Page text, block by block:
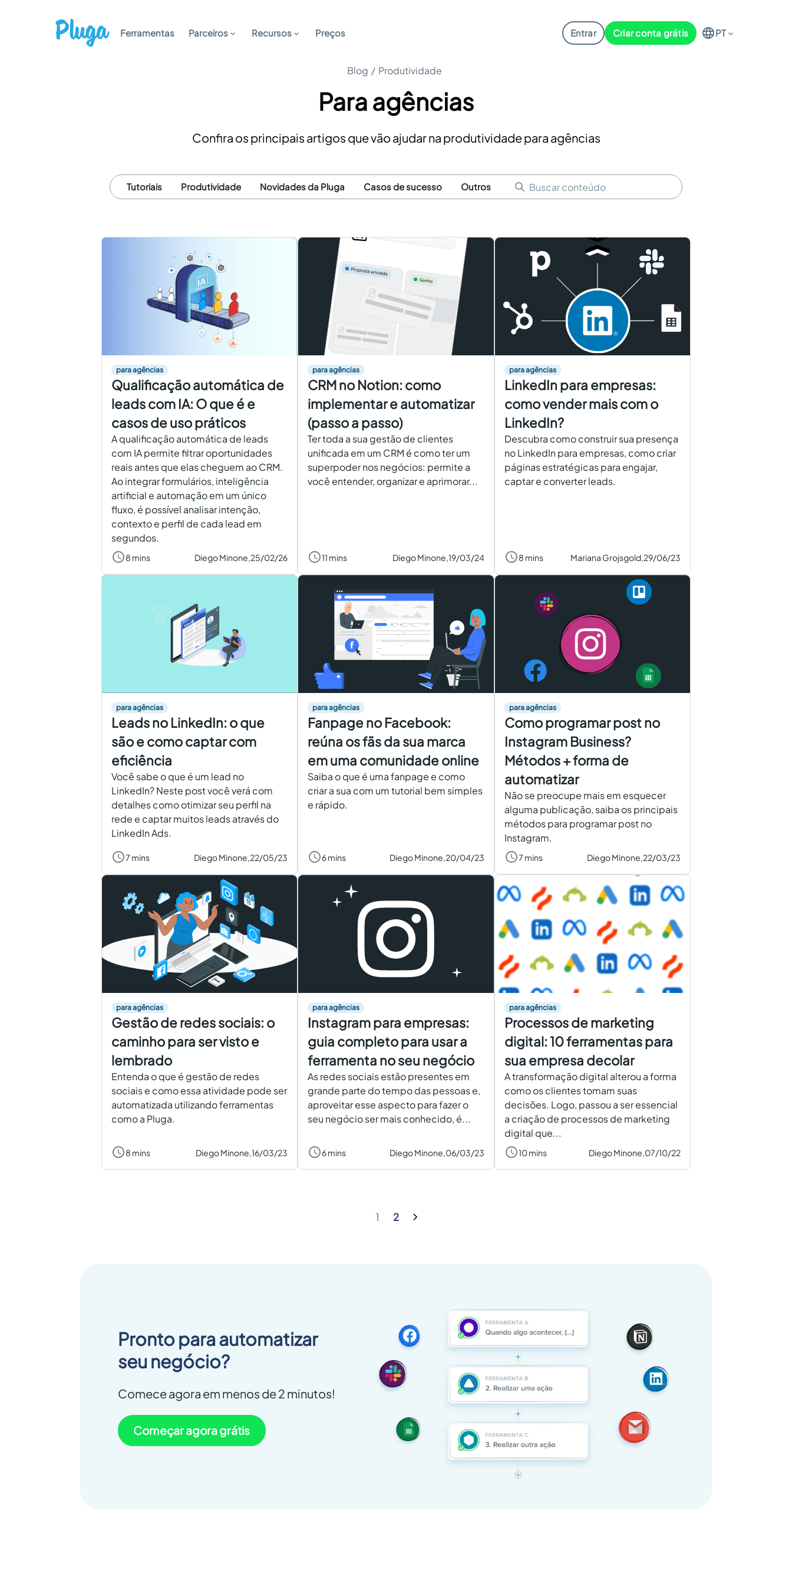
Ferramentas Parceiros Recursos Preços Entrar Criar conta grátis PT
Blog / Produtividade
Para agências
Confira os principais artigos que vão ajudar na produtividade para agências
Tutoriais Produtividade Novidades da Pluga Casos de sucesso Outros
para agências
Qualificação automática de
leads com IA: O que é e
casos de uso práticos
A qualificação automática de leads
com IA permite filtrar oportunidades
reais antes que elas cheguem ao CRM.
Ao integrar formulários, inteligência
artificial e automação em um único
fluxo, é possível analisar intenção,
contexto e perfil de cada lead em
segundos.
8 mins Diego Minone, 25/02/26
para agências
CRM no Notion: como
implementar e automatizar
(passo a passo)
Ter toda a sua gestão de clientes
unificada em um CRM é como ter um
superpoder nos negócios: permite a
você entender, organizar e aprimorar...
11 mins Diego Minone, 19/03/24
para agências
LinkedIn para empresas:
como vender mais com o
LinkedIn?
Descubra como construir sua presença
no LinkedIn para empresas, como criar
páginas estratégicas para engajar,
captar e converter leads.
8 mins Mariana Grojsgold, 29/06/23
para agências
Leads no LinkedIn: o que
são e como captar com
eficiência
Você sabe o que é um lead no
LinkedIn? Neste post você verá com
detalhes como otimizar seu perfil na
rede e captar muitos leads através do
LinkedIn Ads.
7 mins Diego Minone, 22/05/23
para agências
Fanpage no Facebook:
reúna os fãs da sua marca
em uma comunidade online
Saiba o que é uma fanpage e como
criar a sua com um tutorial bem simples
e rápido.
6 mins Diego Minone, 20/04/23
para agências
Como programar post no
Instagram Business?
Métodos + forma de
automatizar
Não se preocupe mais em esquecer
alguma publicação, saiba os principais
métodos para programar post no
Instagram.
7 mins Diego Minone, 22/03/23
para agências
Gestão de redes sociais: o
caminho para ser visto e
lembrado
Entenda o que é gestão de redes
sociais e como essa atividade pode ser
automatizada utilizando ferramentas
como a Pluga.
8 mins Diego Minone,16/03/23
para agências
Instagram para empresas:
guia completo para usar a
ferramenta no seu negócio
As redes sociais estão presentes em
grande parte do tempo das pessoas e,
aproveitar esse aspecto para fazer o
seu negócio ser mais conhecido, é...
6 mins Diego Minone, 06/03/23
para agências
Processos de marketing
digital: 10 ferramentas para
sua empresa decolar
A transformação digital alterou a forma
como os clientes tomam suas
decisões. Logo, passou a ser essencial
a criação de processos de marketing
digital que...
10 mins Diego Minone, 07/10/22
1 2
Pronto para automatizar
seu negócio?
Comece agora em menos de 2 minutos!
Começar agora grátis